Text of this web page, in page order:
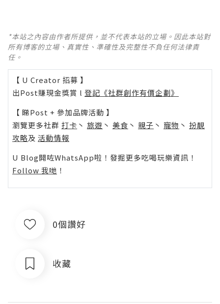
*本站之內容由作者所提供，並不代表本站的立場。因此本站對
所有博客的立場、真實性、準確性及完整性不負任何法律責
任。
【 U Creator 招募 】
出Post賺現金獎賞 l 登記《社群創作有價企劃》
【 睇Post + 參加品牌活動 】
瀏覽更多社群 打卡 丶 旅遊 丶 美食 丶 親子 丶 寵物 丶 扮靚
攻略及 活動情報
U Blog開咗WhatsApp啦！發掘更多吃喝玩樂資訊！
Follow 我哋 ！
0個讚好
收藏